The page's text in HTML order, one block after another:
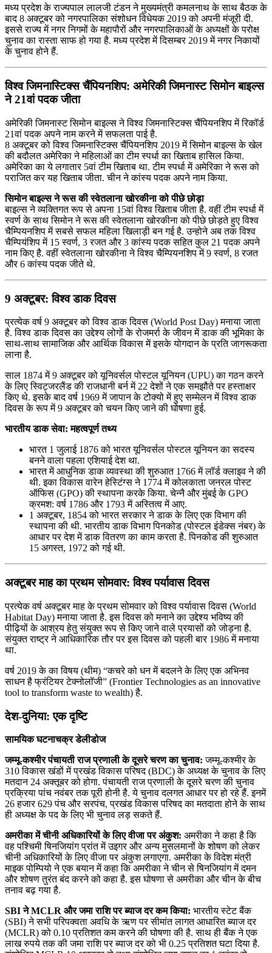
मध्‍य प्रदेश के राज्‍यपाल लालजी टंडन ने मुख्‍यमंत्री कमलनाथ के साथ बैठक के
बाद 8 अक्टूबर को नगरपालिका संशोधन विधेयक 2019 को अपनी मंजूरी दी.
इससे राज्‍य में नगर निगमों के महापौरों और नगरपालिकाओं के अध्‍यक्षों के परोक्ष
चुनाव का रास्‍ता साफ हो गया है. मध्‍य प्रदेश में दिसम्‍बर 2019 में नगर निकायों
के चुनाव होने हैं.
विश्व जिमनास्टिक्स चैंपियनशिप: अमेरिकी जिमनास्ट सिमोन बाइल्स
ने 21वां पदक जीता
अमेरिकी जिमनास्ट सिमोन बाइल्स ने विश्व जिमनास्टिक्स चैंपियनशिप में रिकॉर्ड
21वां पदक अपने नाम करने में सफलता पाई है.
8 अक्टूबर को विश्व जिमनास्टिक्स चैंपियनशिप 2019 में सिमोन बाइल्स के खेल
की बदौलत अमेरिका ने महिलाओं का टीम स्पर्धा का खिताब हासिल किया.
अमेरिका का ये लगातार 5वां टीम खिताब था. टीम स्पर्धा में अमेरिका ने रूस को
पराजित कर यह खिताब जीता. चीन ने कांस्य पदक अपने नाम किया.
सिमोन बाइल्स ने रूस की स्वेतलाना खोरकीना को पीछे छोड़ा
बाइल्स ने व्यक्तिगत रूप से अपना 15वां विश्व खिताब जीता है. वहीं टीम स्पर्धा में
स्वर्ण के साथ सिमोन ने रूस की स्वेतलाना खोरकीना को पीछे छोड़ते हुए विश्व
चैम्पियनशिप में सबसे सफल महिला खिलाड़ी बन गई है. उन्होने अब तक विश्व
चैम्पियंशिप में 15 स्वर्ण, 3 रजत और 3 कांस्य पदक सहित कुल 21 पदक अपने
नाम किए है. वहीं स्वेतलाना खोरकीना ने विश्व चैम्पियनशिप में 9 स्वर्ण, 8 रजत
और 6 कांस्य पदक जीते थे.
9 अक्टूबर: विश्‍व डाक दिवस
प्रत्येक वर्ष 9 अक्टूबर को विश्‍व डाक दिवस (World Post Day) मनाया जाता
है. विश्‍व डाक दिवस का उद्देश्‍य लोगों के रोजमर्रा के जीवन में डाक की भूमिका के
साथ-साथ सामाजिक और आर्थिक विकास में इसके योगदान के प्रति जागरूकता
लाना है.
साल 1874 में 9 अक्टूबर को यूनिवर्सल पोस्टल यूनियन (UPU) का गठन करने
के लिए स्विट्जरलैंड की राजधानी बर्न में 22 देशों ने एक समझौते पर हस्ताक्षर
किए थे. इसके बाद वर्ष 1969 में जापान के टोक्‍यो में हुए सम्मेलन में विश्व डाक
दिवस के रूप में 9 अक्‍टूबर को चयन किए जाने की घोषणा हुई.
भारतीय डाक सेवा: महत्वपूर्ण तथ्य
भारत 1 जुलाई 1876 को भारत यूनिवर्सल पोस्टल यूनियन का सदस्य
बनने वाला पहला एशियाई देश था.
भारत में आधुनिक डाक व्यवस्था की शुरुआत 1766 में लॉर्ड क्लाइव ने की
थी. इका विकास वारेन हेस्टिंग्स ने 1774 में कोलकाता जनरल पोस्ट
ऑफिस (GPO) की स्थापना करके किया. चेन्नै और मुंबई के GPO
क्रमश: वर्ष 1786 और 1793 में अस्तित्व में आए.
1 अक्‍टूबर, 1854 को भारत सरकार ने डाक के लिए एक विभाग की
स्थापना की थी. भारतीय डाक विभाग पिनकोड (पोस्टल इंडेक्स नंबर) के
आधार पर देश में डाक वितरण का काम करता है. पिनकोड की शुरुआत
15 अगस्त, 1972 को गई थी.
अक्टूबर माह का प्रथम सोमवार: विश्व पर्यावास दिवस
प्रत्येक वर्ष अक्टूबर माह के प्रथम सोमवार को विश्व पर्यावास दिवस (World
Habitat Day) मनाया जाता है. इस दिवस को मनाने का उद्देश्य भविष्य की
पीढ़ियों के आश्रय हेतु संयुक्त रूप से किए जाने वाले प्रयासों को जोड़ना है.
संयुक्त राष्ट्र ने आधिकारिक तौर पर इस दिवस को पहली बार 1986 में मनाया
था.
वर्ष 2019 के का विषय (थीम) “कचरे को धन में बदलने के लिए एक अभिनव
साधन है फ्रंटियर टेक्नोलॉजी” (Frontier Technologies as an innovative
tool to transform waste to wealth) है.
देश-दुनिया: एक दृष्टि
सामयिक घटनाचक्र डेलीडोज
जम्मू-कश्मीर पंचायती राज प्रणाली के दूसरे चरण का चुनाव: जम्मू-कश्मीर के
310 विकास खंडों में प्रखंड विकास परिषद (BDC) के अध्यक्ष के चुनाव के लिए
मतदान 24 अक्तूबर को होगा. पंचायती राज प्रणाली के दूसरे चरण की चुनाव
प्रक्रिया पांच नवंबर तक पूरी होनी है. ये चुनाव दलगत आधार पर हो रहे हैं. इनमें
26 हजार 629 पंच और सरपंच, प्रखंड विकास परिषद का मतदाता होने के साथ
ही अध्यक्ष के पद के लिए भी चुनाव लड़ सकते हैं.
अमरीका में चीनी अधिकारियों के लिए वीजा पर अंकुश: अमरीका ने कहा है कि
वह पश्चिमी षिनजियांग प्रांत में उइगर और अन्‍य मुसलमानों के शोषण को लेकर
चीनी अधिकारियों के लिए वीजा पर अंकुश लगाएगा. अमरीका के विदेश मंत्री
माइक पोम्‍पियो ने एक बयान में कहा कि अमरीका ने चीन से षिनजियांग में दमन
और शोषण तुरंत बंद करने को कहा है. इस घोषणा से अमरीका और चीन के बीच
तनाव बढ़ गया है.
SBI ने MCLR और जमा राशि पर ब्याज दर कम किया: भारतीय स्टेट बैंक
(SBI) ने सभी परिपक्वता अवधि के ऋण पर सीमांत लागत आधारित ब्याज दर
(MCLR) को 0.10 प्रतिशत कम करने की घोषणा की है. साथ ही बैंक ने एक
लाख रुपये तक की जमा राशि पर ब्याज दर को भी 0.25 प्रतिशत घटा दिया है.